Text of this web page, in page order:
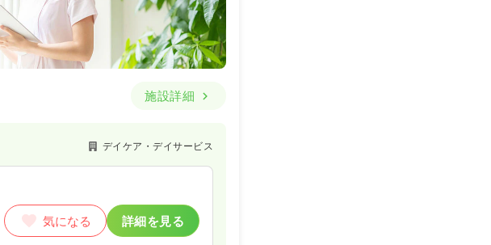
施設詳細
デイケア・デイサービス
気になる 詳細を見る